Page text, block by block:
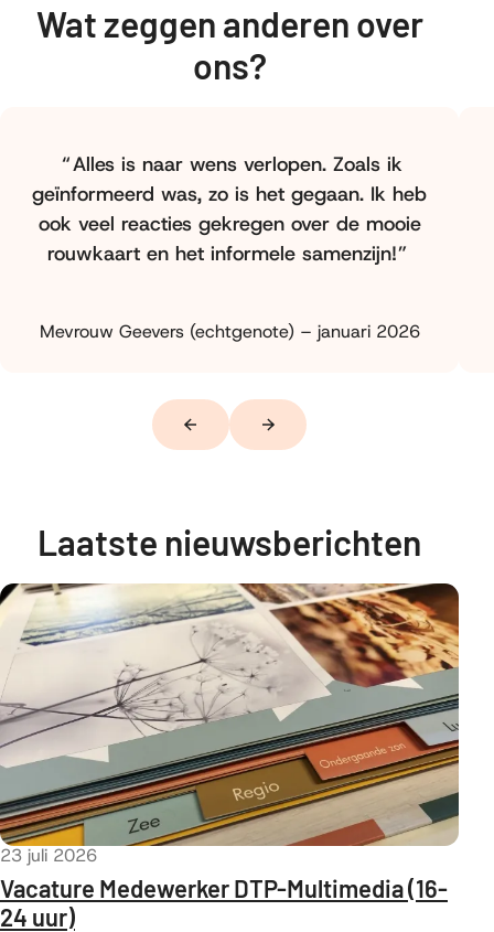
Wat zeggen anderen over
ons?
Alles is naar wens verlopen. Zoals ik
geïnformeerd was, zo is het gegaan. Ik heb
ook veel reacties gekregen over de mooie
rouwkaart en het informele samenzijn!
Mevrouw Geevers (echtgenote) – januari 2026
Vorige Volgende
Laatste nieuwsberichten
Vacature Medewerker DTP-Multimedia (16-
24 uur)
Gepubliceerd op
23 juli 2026